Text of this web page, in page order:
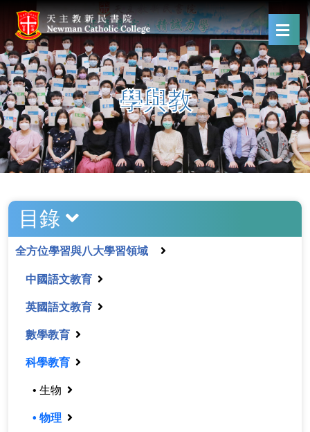
學與教
目錄
全方位學習與八大學習領域
中國語文教育
英國語文教育
數學教育
科學教育
• 生物
• 物理